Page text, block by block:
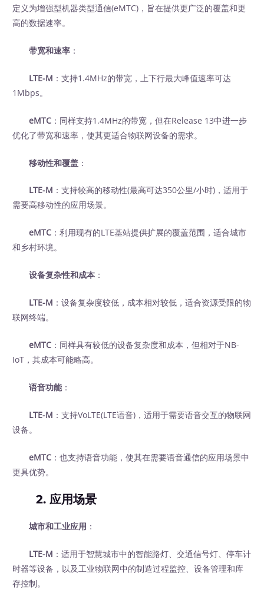
定义为增强型机器类型通信(eMTC)，旨在提供更广泛的覆盖和更
高的数据速率。
带宽和速率 ：
LTE-M ：支持1.4MHz的带宽，上下行最大峰值速率可达
1Mbps。
eMTC ：同样支持1.4MHz的带宽，但在Release 13中进一步
优化了带宽和速率，使其更适合物联网设备的需求。
移动性和覆盖 ：
LTE-M ：支持较高的移动性(最高可达350公里/小时)，适用于
需要高移动性的应用场景。
eMTC ：利用现有的LTE基站提供扩展的覆盖范围，适合城市
和乡村环境。
设备复杂性和成本 ：
LTE-M ：设备复杂度较低，成本相对较低，适合资源受限的物
联网终端。
eMTC ：同样具有较低的设备复杂度和成本，但相对于NB-
IoT，其成本可能略高。
语音功能：
LTE-M ：支持VoLTE(LTE语音)，适用于需要语音交互的物联网
设备。
eMTC ：也支持语音功能，使其在需要语音通信的应用场景中
更具优势。
2. 应用场景
城市和工业应用 ：
LTE-M ：适用于智慧城市中的智能路灯、交通信号灯、停车计
时器等设备，以及工业物联网中的制造过程监控、设备管理和库
存控制。